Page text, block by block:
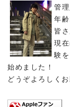
管
年
皆
現
験
始めました！
どうぞよろしく